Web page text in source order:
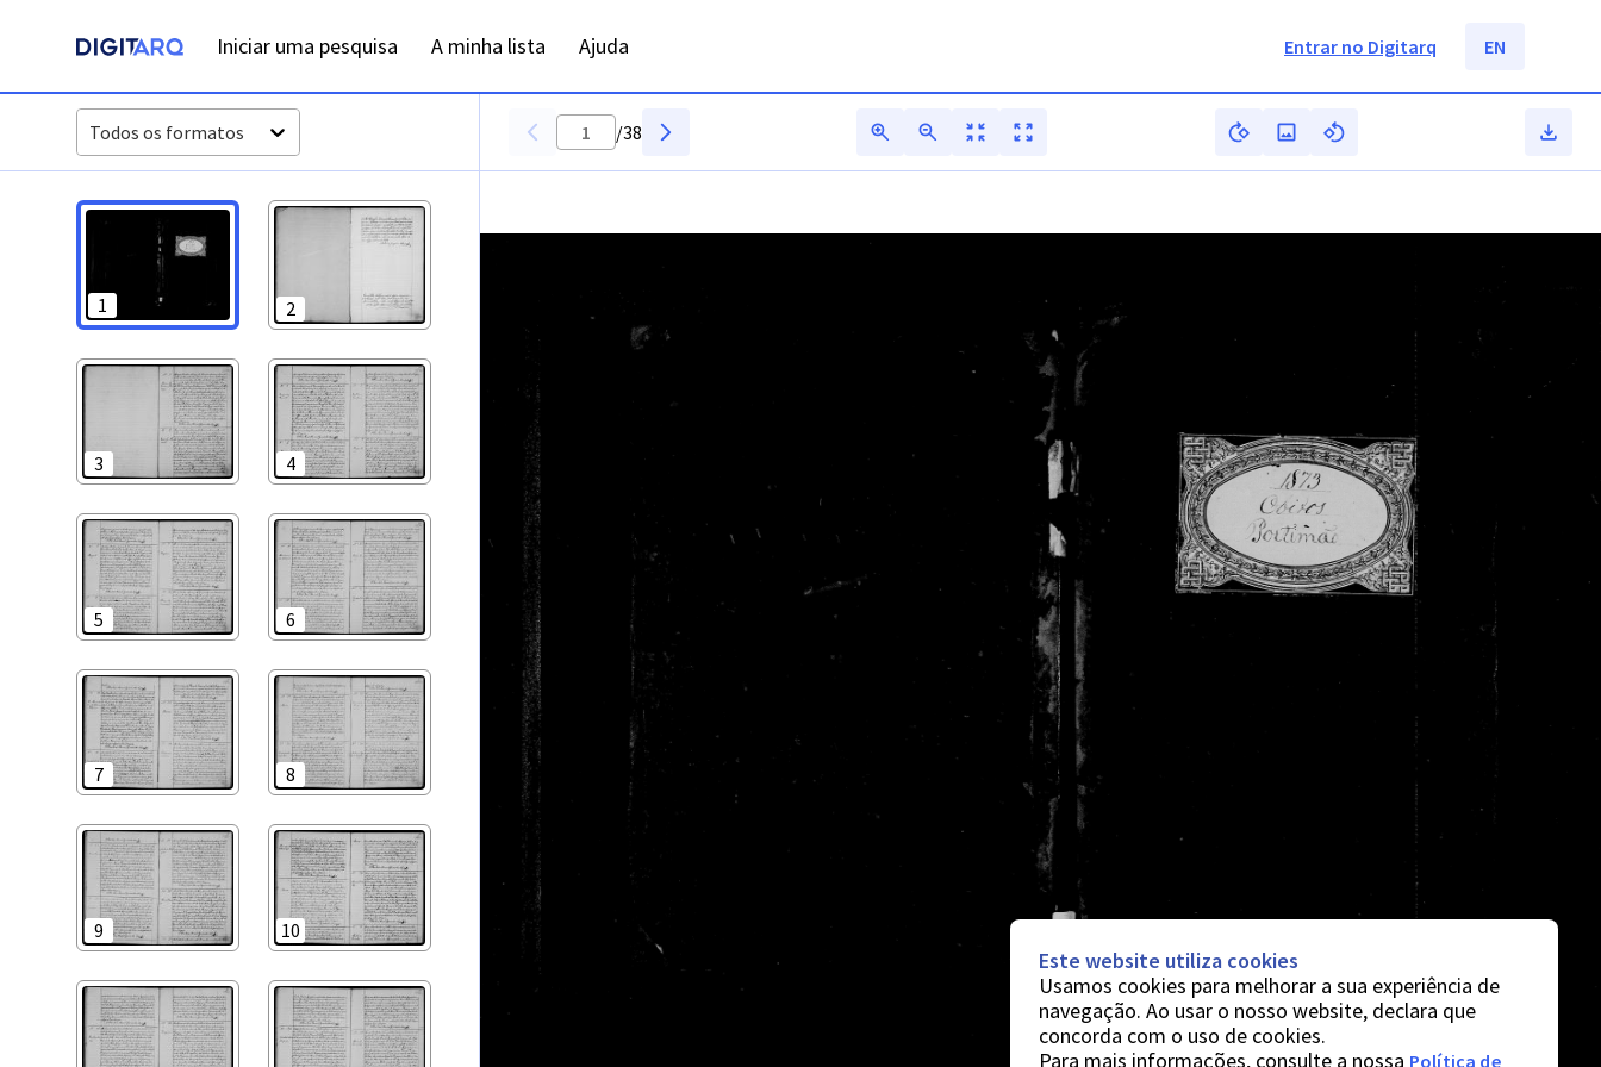
Iniciar uma pesquisa A minha lista Ajuda Entrar no Digitarq EN
Todos os formatos
1 2
3 4
5 6
7 8
9 10
/38
Este website utiliza cookies
Usamos cookies para melhorar a sua experiência de
navegação. Ao usar o nosso website, declara que
concorda com o uso de cookies.
Para mais informações, consulte a nossa Política de